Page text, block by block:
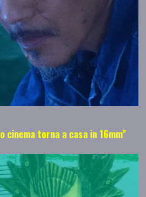
torna a casa in 16mm”